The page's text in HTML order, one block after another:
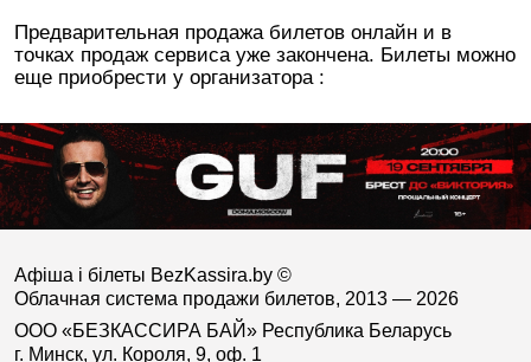
Предварительная продажа билетов онлайн и в
точках продаж сервиса уже закончена. Билеты можно
еще приобрести у организатора :
Афіша і білеты BezKassira.by ©
Облачная система продажи билетов, 2013 — 2026
ООО «БЕЗКАССИРА БАЙ» Республика Беларусь
г. Минск, ул. Короля, 9, оф. 1